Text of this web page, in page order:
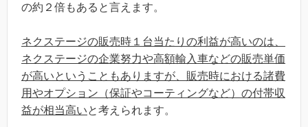
の約２倍もあると言えます。
ネクステージの販売時１台当たりの利益が高いのは、
ネクステージの企業努力や高額輸入車などの販売単価
が高いということもありますが、販売時における諸費
用やオプション（保証やコーティングなど）の付帯収
益が相当高いと考えられます。